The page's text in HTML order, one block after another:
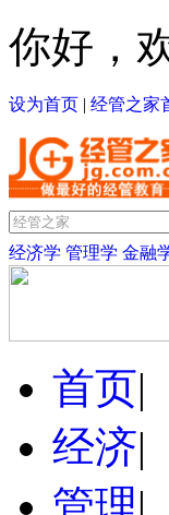
你好，
设为首页 | 经管之家
经济学 管理学 金融
首页|
经济|